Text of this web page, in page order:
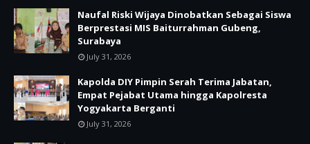
Naufal Riski Wijaya Dinobatkan Sebagai Siswa
Berprestasi MIS Baiturrahman Gubeng,
Surabaya
July 31, 2026
Kapolda DIY Pimpin Serah Terima Jabatan,
Empat Pejabat Utama hingga Kapolresta
Yogyakarta Berganti
July 31, 2026